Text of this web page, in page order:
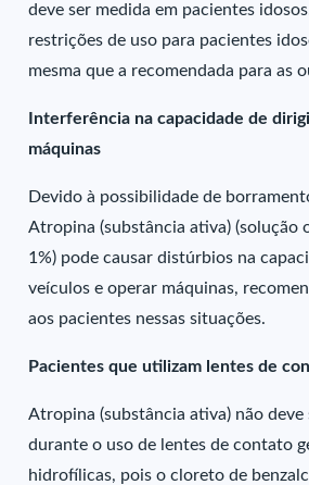
deve ser medida em pacientes
restrições de uso para pacientes
mesma que a recomendada para as
Interferência na capacidade de
máquinas
Devido à possibilidade de
Atropina (substância ativa) (solução
1%) pode causar distúrbios na
veículos e operar máquinas,
aos pacientes nessas situações.
Pacientes que utilizam lentes de
Atropina (substância ativa) não deve
durante o uso de lentes de contato
hidrofílicas, pois o cloreto de